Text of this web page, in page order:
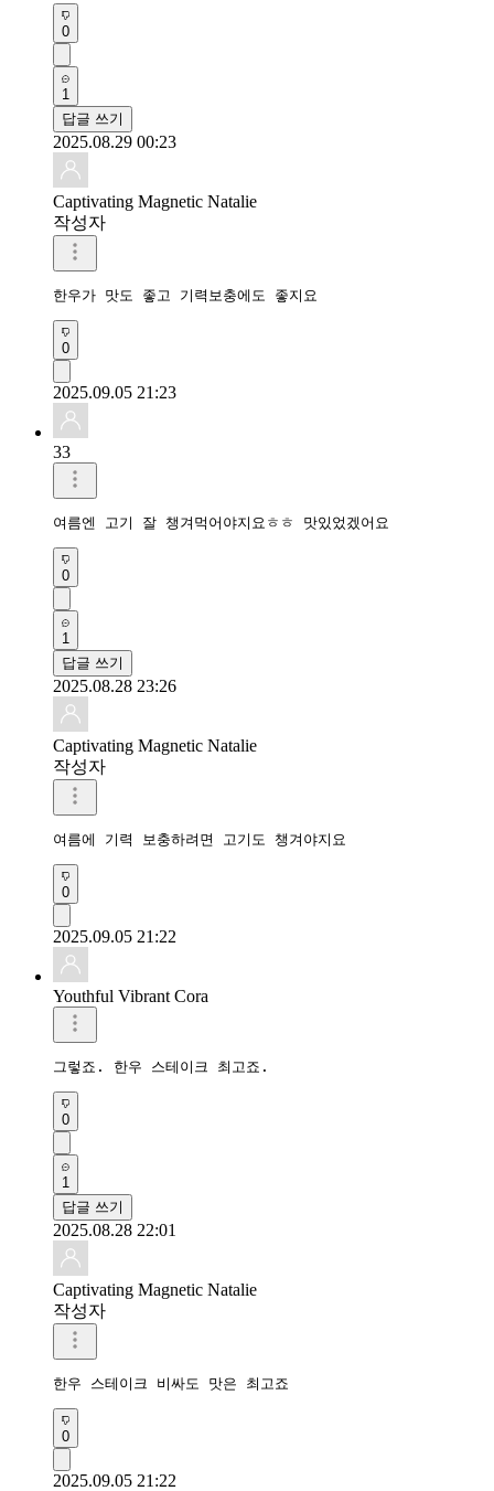
0
1
답글 쓰기
2025.08.29 00:23
Captivating Magnetic Natalie
작성자
한우가 맛도 좋고 기력보충에도 좋지요
0
2025.09.05 21:23
33
여름엔 고기 잘 챙겨먹어야지요ㅎㅎ 맛있었겠어요
0
1
답글 쓰기
2025.08.28 23:26
Captivating Magnetic Natalie
작성자
여름에 기력 보충하려면 고기도 챙겨야지요
0
2025.09.05 21:22
Youthful Vibrant Cora
그렇죠. 한우 스테이크 최고죠.
0
1
답글 쓰기
2025.08.28 22:01
Captivating Magnetic Natalie
작성자
한우 스테이크 비싸도 맛은 최고죠
0
2025.09.05 21:22